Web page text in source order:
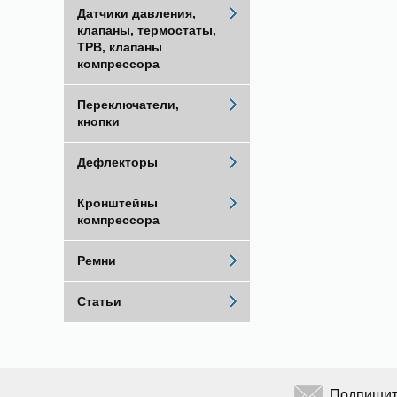
Датчики давления,
клапаны, термостаты,
ТРВ, клапаны
компрессора
Переключатели,
кнопки
Дефлекторы
Кронштейны
компрессора
Ремни
Статьи